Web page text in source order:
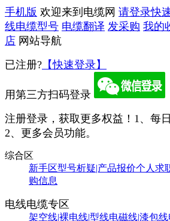
手机版 欢迎来到电缆网 请登录快
线电缆型号 电缆翻译 发采购 我的
店 网站导航
已注册? 【快速登录】
用第三方扫码登录
注册登录，获取更多权益！ 1、每
2、更多会员功能。
综合区
新手区型号析疑|产品报价个人求
购信息
电线电缆专区
架空线|裸电线|型线电磁线|漆包线